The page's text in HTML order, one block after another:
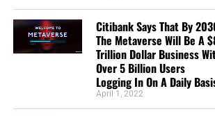
Citibank Says That By
The Metaverse Will Be A
Trillion Dollar Business
Over 5 Billion Users
Logging In On A Daily
April 1, 2022